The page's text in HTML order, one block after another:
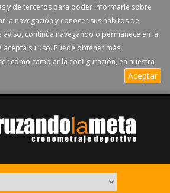
y de terceros para poder informarle sobre
la navegación y conocer sus hábitos de
aviso, continúa navegando o permanece en la
su uso. Puede obtener más
cómo cambiar la configuración, en nuestra
Aceptar